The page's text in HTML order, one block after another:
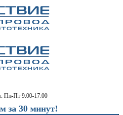
Пн-Пт 9:00-17:00
за 30 минут!